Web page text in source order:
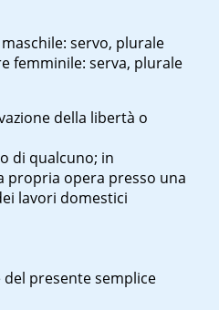
servo, plurale
femminile: serva, plurale
della libertà o
di qualcuno; in
propria opera presso una
lavori domestici
del presente semplice